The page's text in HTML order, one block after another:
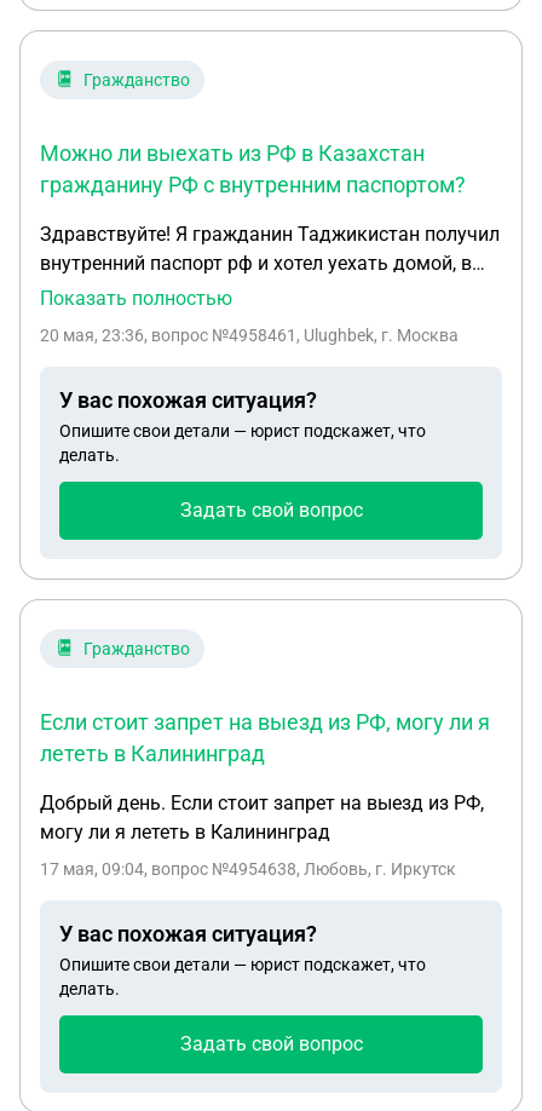
Гражданство
Можно ли выехать из РФ в Казахстан
гражданину РФ с внутренним паспортом?
Здравствуйте! Я гражданин Таджикистан получил
внутренний паспорт рф и хотел уехать домой, в
аэропорту оставил фсб сказали без
Таджикистан и выписали административный
Теперь я могу ли ехать в Казахстан ?
Показать полностью
20 мая, 23:36, вопрос №4958461, Ulughbek, г. Москва
У вас похожая ситуация?
Опишите свои детали — юрист подскажет, что
делать.
Задать свой вопрос
Гражданство
Если стоит запрет на выезд из РФ, могу ли я
лететь в Калининград
Добрый день. Если стоит запрет на выезд из РФ,
могу ли я лететь в Калининград
17 мая, 09:04, вопрос №4954638, Любовь, г. Иркутск
У вас похожая ситуация?
Опишите свои детали — юрист подскажет, что
делать.
Задать свой вопрос